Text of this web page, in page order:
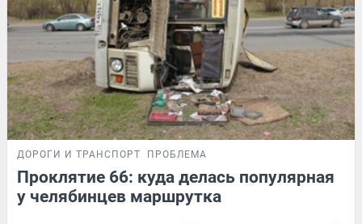
ДОРОГИ И ТРАНСПОРТ ПРОБЛЕМА
Проклятие 66: куда делась популярная
у челябинцев маршрутка